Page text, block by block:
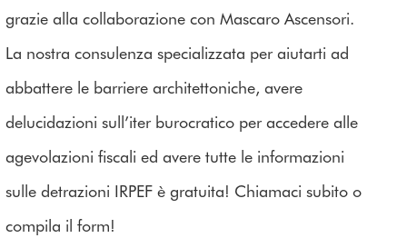
grazie alla collaborazione con Mascaro Ascensori.
La nostra consulenza specializzata per aiutarti ad
abbattere le barriere architettoniche, avere
delucidazioni sull’iter burocratico per accedere alle
agevolazioni fiscali ed avere tutte le informazioni
sulle detrazioni IRPEF è gratuita! Chiamaci subito o
compila il form!